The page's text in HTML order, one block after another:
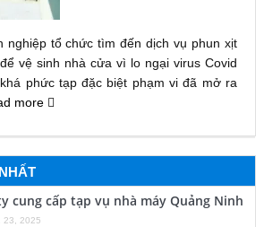
nghiệp tổ chức tìm đến dịch vụ phun xịt
vệ sinh nhà cửa vì lo ngại virus Covid
phức tạp đặc biệt phạm vi đã mở ra
more
cung cấp tạp vụ nhà máy Quảng Ninh
23, 2025